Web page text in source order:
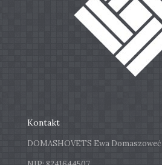
Kontakt
DOMASHOVETS Ewa Domaszoweć